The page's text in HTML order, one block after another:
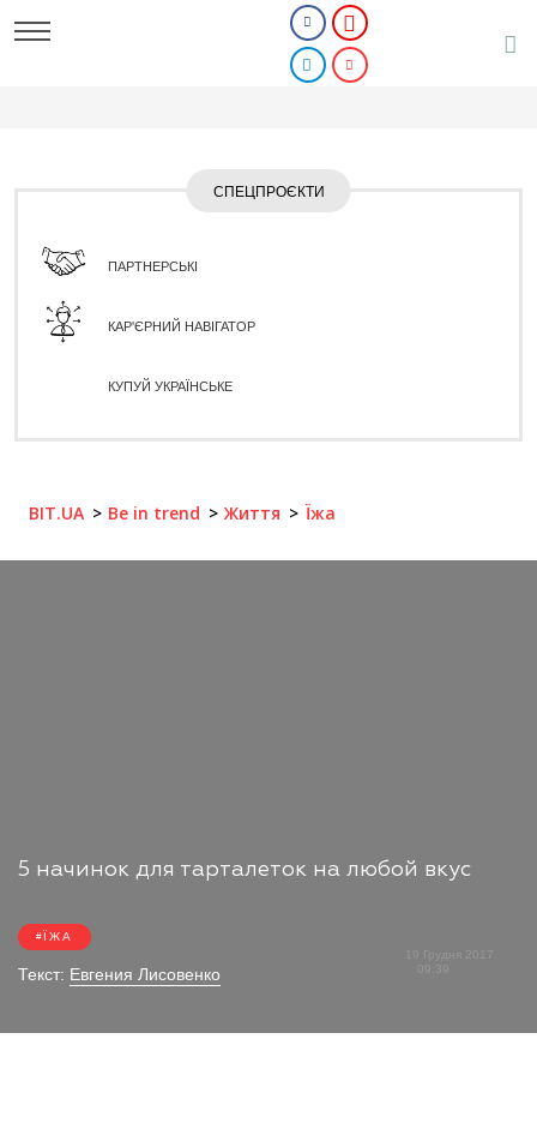
СПЕЦПРОЄКТИ
ПАРТНЕРСЬКІ
КАР'ЄРНИЙ НАВІГАТОР
КУПУЙ УКРАЇНСЬКЕ
BIT.UA Be in trend Життя Їжа
5 начинок для тарталеток на любой вкус
ЇЖА
Текст: Евгения Лисовенко
19 Грудня 2017
09:39